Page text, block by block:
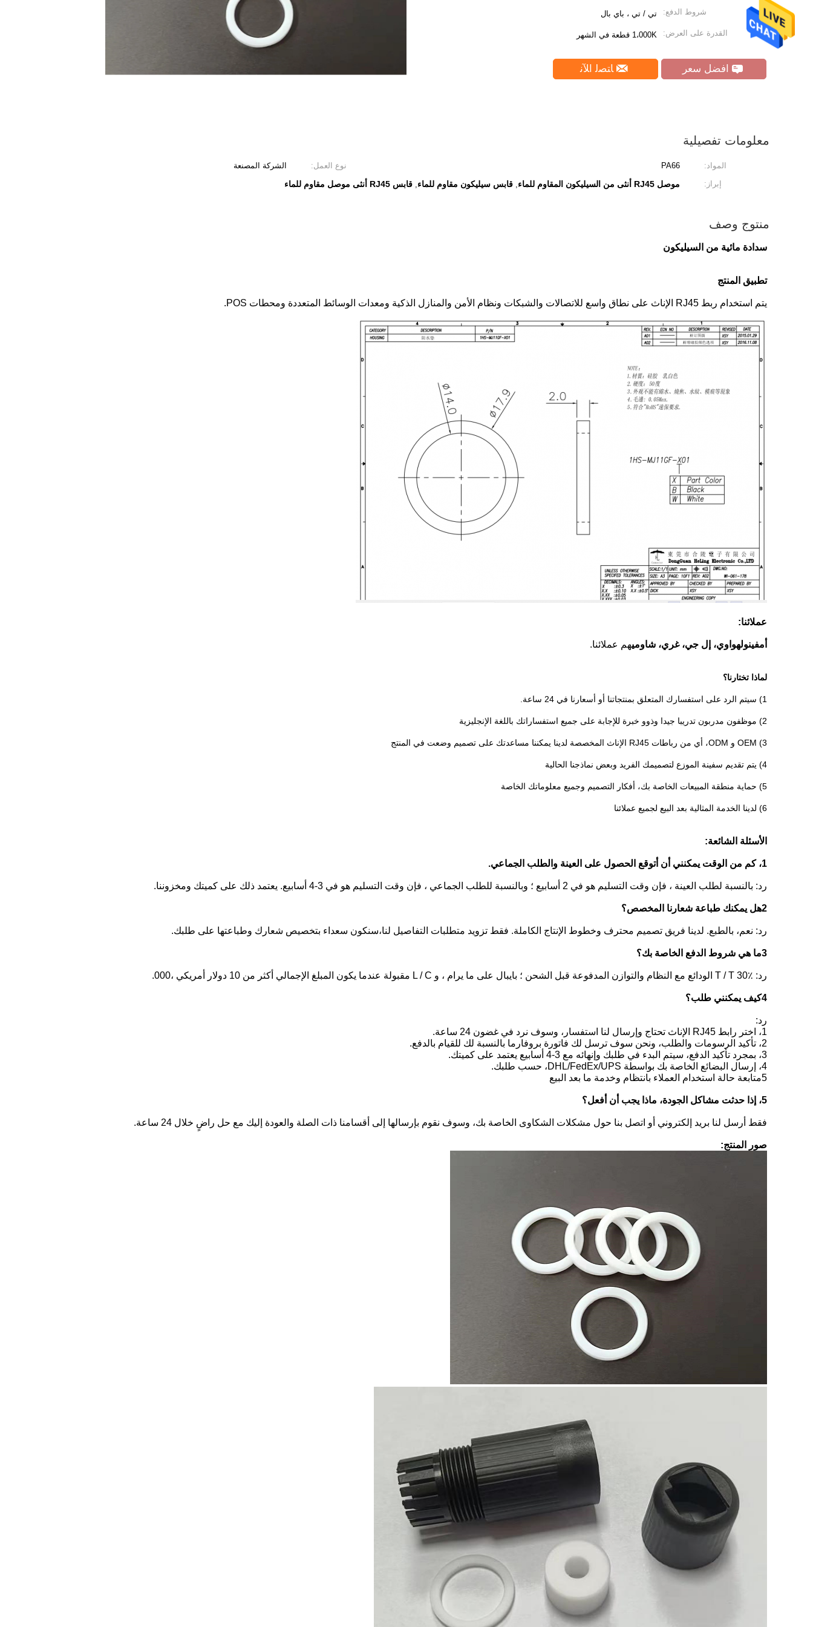
شروط الدفع: تي / تي ، باي بال
القدرة على العرض: 1،000K قطعة في الشهر
افضل سعر ﺎﺘﺼﻟ ﺍﻶﻧ
معلومات تفصيلية
المواد: PA66 نوع العمل:
الشركة المصنعة
إبراز:
موصل RJ45 أنثى من السيليكون المقاوم للماء , قابس سيليكون مقاوم للماء, قابس RJ45 أنثى موصل مقاوم للماء
منتوج وصف
سدادة مائية من السيليكون
تطبيق المنتج
يتم استخدام ربط RJ45 الإناث على نطاق واسع للاتصالات والشبكات ونظام الأمن والمنازل الذكية ومعدات الوسائط المتعددة ومحطات POS.
عملائنا:
أمفينولهواوي، إل جي، غري، شاوميهم عملائنا.
لماذا تختارنا؟
1) سيتم الرد على استفسارك المتعلق بمنتجاتنا أو أسعارنا في 24 ساعة.
2) موظفون مدربون تدريبا جيدا وذوو خبرة للإجابة على جميع استفساراتك باللغة الإنجليزية
3) OEM و ODM، أي من رباطات RJ45 الإناث المخصصة لدينا يمكننا مساعدتك على تصميم وضعت في المنتج
4) يتم تقديم سفينة الموزع لتصميمك الفريد وبعض نماذجنا الحالية
5) حماية منطقة المبيعات الخاصة بك، أفكار التصميم وجميع معلوماتك الخاصة
6) لدينا الخدمة المثالية بعد البيع لجميع عملائنا
الأسئلة الشائعة:
1، كم من الوقت يمكنني أن أتوقع الحصول على العينة والطلب الجماعي.
رد: بالنسبة لطلب العينة ، فإن وقت التسليم هو في 2 أسابيع ؛ وبالنسبة للطلب الجماعي ، فإن وقت التسليم هو في 3-4 أسابيع. يعتمد ذلك على كميتك ومخزوننا.
2هل يمكنك طباعة شعارنا المخصص؟
رد: نعم، بالطبع. لدينا فريق تصميم محترف وخطوط الإنتاج الكاملة. فقط تزويد متطلبات التفاصيل لنا،سنكون سعداء بتخصيص شعارك وطباعتها على طلبك.
3ما هي شروط الدفع الخاصة بك؟
رد: T / T 30٪ الودائع مع النظام والتوازن المدفوعة قبل الشحن ؛ بايبال على ما يرام ، و L / C مقبولة عندما يكون المبلغ الإجمالي أكثر من 10 دولار أمريكي ،000.
4كيف يمكنني طلب؟
رد:
1، اختر رابط RJ45 الإناث تحتاج وإرسال لنا استفسار، وسوف نرد في غضون 24 ساعة.
2، تأكيد الرسومات والطلب، ونحن سوف ترسل لك فاتورة بروفارما بالنسبة لك للقيام بالدفع.
3، بمجرد تأكيد الدفع، سيتم البدء في طلبك وإنهائه مع 3-4 أسابيع يعتمد على كميتك.
4، إرسال البضائع الخاصة بك بواسطة DHL/FedEx/UPS، حسب طلبك.
5متابعة حالة استخدام العملاء بانتظام وخدمة ما بعد البيع
5، إذا حدثت مشاكل الجودة، ماذا يجب أن أفعل؟
فقط أرسل لنا بريد إلكتروني أو اتصل بنا حول مشكلات الشكاوى الخاصة بك، وسوف نقوم بإرسالها إلى أقسامنا ذات الصلة والعودة إليك مع حل راضٍ خلال 24 ساعة.
صور المنتج: